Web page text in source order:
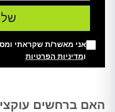
אני מאשר/ת שקראתי
ומדיניות הפרטיות
האם ברחשים